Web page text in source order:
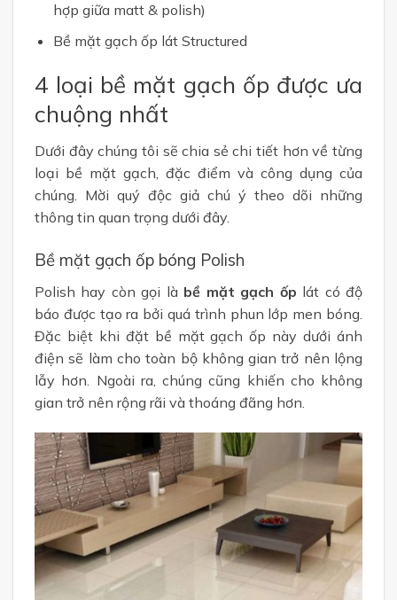
hợp giữa matt & polish)
Bề mặt gạch ốp lát Structured
4 loại bề mặt gạch ốp được ưa
chuộng nhất
Dưới đây chúng tôi sẽ chia sẻ chi tiết hơn về từng
loại bề mặt gạch, đặc điểm và công dụng của
chúng. Mời quý độc giả chú ý theo dõi những
thông tin quan trọng dưới đây.
Bề mặt gạch ốp bóng Polish
Polish hay còn gọi làbề mặt gạch ốp lát có độ
báo được tạo ra bởi quá trình phun lớp men bóng.
Đặc biệt khi đặt bề mặt gạch ốp này dưới ánh
điện sẽ làm cho toàn bộ không gian trở nên lộng
lẫy hơn. Ngoài ra, chúng cũng khiến cho không
gian trở nên rộng rãi và thoáng đãng hơn.